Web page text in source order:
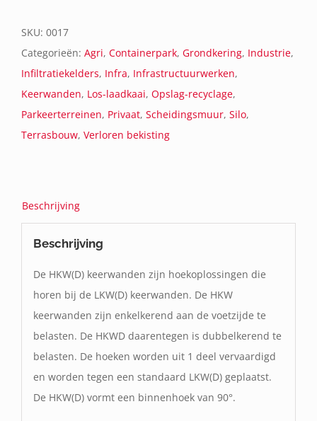
SKU: 0017
Categorieën: Agri, Containerpark, Grondkering, Industrie,
Infiltratiekelders, Infra, Infrastructuurwerken,
Keerwanden, Los-laadkaai, Opslag-recyclage,
Parkeerterreinen, Privaat, Scheidingsmuur, Silo,
Terrasbouw, Verloren bekisting
Beschrijving
Beschrijving
De HKW(D) keerwanden zijn hoekoplossingen die
horen bij de LKW(D) keerwanden. De HKW
keerwanden zijn enkelkerend aan de voetzijde te
belasten. De HKWD daarentegen is dubbelkerend te
belasten. De hoeken worden uit 1 deel vervaardigd
en worden tegen een standaard LKW(D) geplaatst.
De HKW(D) vormt een binnenhoek van 90°.